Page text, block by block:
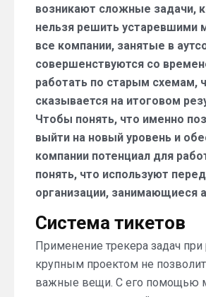
возникают сложные задачи,
нельзя решить устаревшими
все компании, занятые в
совершенствуются со
работать по старым схемам,
сказывается на итоговом
Чтобы понять, что именно
выйти на новый уровень и
компании потенциал для
понять, что используют
организации, занимающиеся
Система тикетов
Применение трекера задач при
крупным проектом не позволит
важные вещи. С его помощью